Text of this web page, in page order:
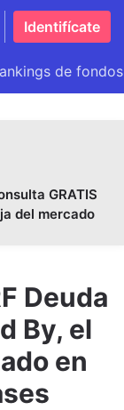
Identifícate
de fondos
GRATIS
del mercado
Deuda
By, el
en